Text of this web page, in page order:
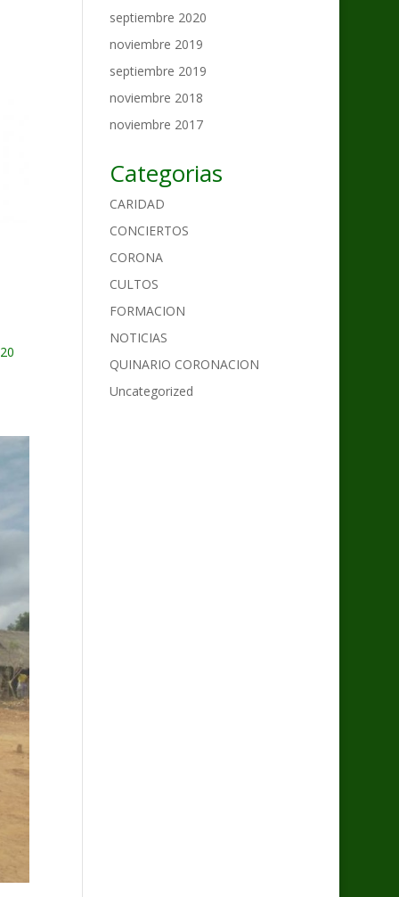
septiembre 2020
noviembre 2019
septiembre 2019
noviembre 2018
noviembre 2017
Categorias
CARIDAD
CONCIERTOS
CORONA
CULTOS
FORMACION
NOTICIAS
QUINARIO CORONACION
Uncategorized